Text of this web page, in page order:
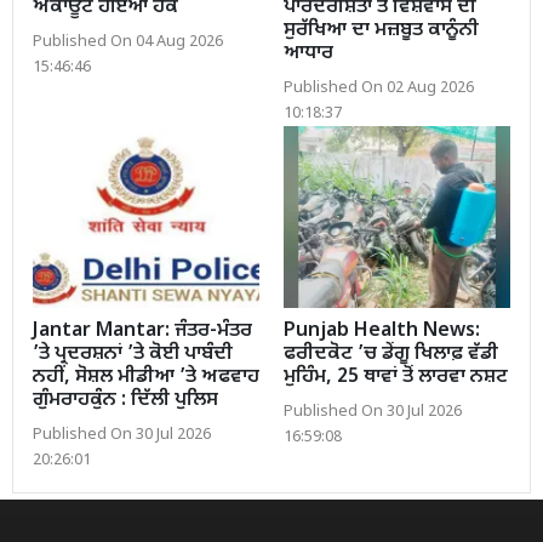
ਅਕਾਊਂਟ ਹੋਇਆ ਹੈਕ
Published On 04 Aug 2026
15:46:46
ਪਾਰਦਰਸ਼ਿਤਾ ਤੇ ਵਿਸ਼ਵਾਸ ਦੀ
ਸੁਰੱਖਿਆ ਦਾ ਮਜ਼ਬੂਤ ਕਾਨੂੰਨੀ
ਆਧਾਰ
Published On 02 Aug 2026
10:18:37
Jantar Mantar: ਜੰਤਰ-ਮੰਤਰ
’ਤੇ ਪ੍ਰਦਰਸ਼ਨਾਂ ’ਤੇ ਕੋਈ ਪਾਬੰਦੀ
ਨਹੀਂ, ਸੋਸ਼ਲ ਮੀਡੀਆ ’ਤੇ ਅਫਵਾਹ
ਗੁੰਮਰਾਹਕੁੰਨ : ਦਿੱਲੀ ਪੁਲਿਸ
Published On 30 Jul 2026
20:26:01
Punjab Health News:
ਫਰੀਦਕੋਟ ’ਚ ਡੇਂਗੂ ਖਿਲਾਫ਼ ਵੱਡੀ
ਮੁਹਿੰਮ, 25 ਥਾਵਾਂ ਤੋਂ ਲਾਰਵਾ ਨਸ਼ਟ
Published On 30 Jul 2026
16:59:08